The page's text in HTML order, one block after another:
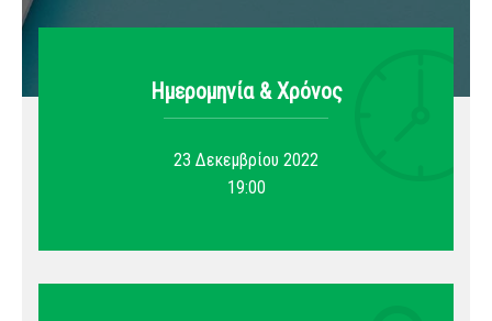
Ημερομηνία & Xρόνος
23 Δεκεμβρίου 2022
19:00